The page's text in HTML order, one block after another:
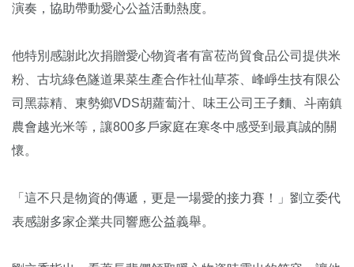
演奏，協助帶動愛心公益活動熱度。
他特別感謝此次捐贈愛心物資者有富莅尚貿食品公司提供米
粉、古坑綠色隧道果菜生產合作社仙草茶、峰崢生技有限公
司黑蒜精、東勢鄉VDS胡蘿蔔汁、味王公司王子麵、斗南鎮
農會越光米等，讓800多戶家庭在寒冬中感受到最真誠的關
懷。
「這不只是物資的傳遞，更是一場愛的接力賽！」劉立委代
表感謝多家企業共同響應公益義舉。